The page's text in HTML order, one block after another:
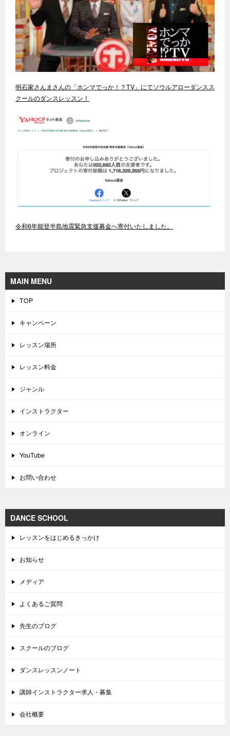
明石家さんまさんの「ホンマでっか！？TV」にてソウルアローダンスス
クールのダンスレッスン！
令和6年能登半島地震緊急支援募金へ寄付いたしました。
MAIN MENU
TOP
キャンペーン
レッスン場所
レッスン料金
ジャンル
インストラクター
オンライン
YouTube
お問い合わせ
DANCE SCHOOL
レッスンをはじめるきっかけ
お知らせ
メディア
よくあるご質問
先生のブログ
スクールのブログ
ダンスレッスンノート
講師インストラクター求人・募集
会社概要